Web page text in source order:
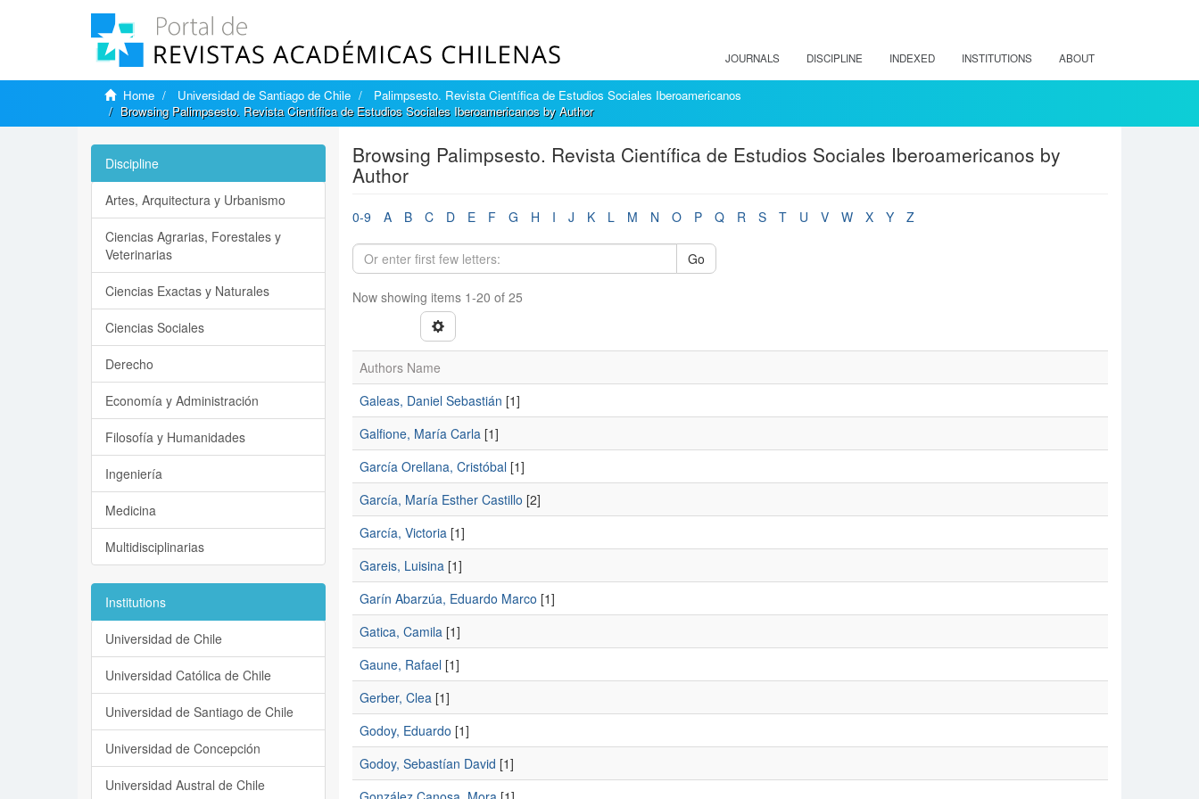
JOURNALS DISCIPLINE INDEXED INSTITUTIONS ABOUT
Home Universidad de Santiago de Chile
Palimpsesto. Revista Científica de Estudios Sociales Iberoamericanos
Browsing Palimpsesto. Revista Científica de Estudios Sociales Iberoamericanos by Author
Browsing Palimpsesto. Revista Científica de Estudios Sociales Iberoamericanos by
Author
0-9 A B C D E F G H I J K L M N O P Q R S T U V W X Y Z
Go
Now showing items 1-20 of 25
Authors Name
Galeas, Daniel Sebastián [1]
Galfione, María Carla[1]
García Orellana, Cristóbal[1]
García, María Esther Castillo [2]
García, Victoria[1]
Gareis, Luisina[1]
Garín Abarzúa, Eduardo Marco [1]
Gatica, Camila[1]
Gaune, Rafael[1]
Gerber, Clea[1]
Godoy, Eduardo [1]
Godoy, Sebastían David [1]
Discipline
Artes, Arquitectura y Urbanismo
Ciencias Agrarias, Forestales y
Veterinarias
Ciencias Exactas y Naturales
Ciencias Sociales
Derecho
Economía y Administración
Filosofía y Humanidades
Ingeniería
Medicina
Multidisciplinarias
Institutions
Universidad de Chile
Universidad Católica de Chile
Universidad de Santiago de Chile
Universidad de Concepción
Universidad Austral de Chile